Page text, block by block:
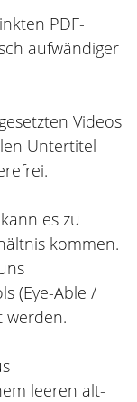
PDF-
aufwändiger
Videos
Untertitel
es zu
kommen.
(Eye-Able /
werden.
leeren alt-